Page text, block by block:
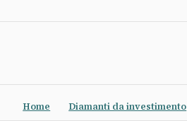
Home Diamanti da investimento